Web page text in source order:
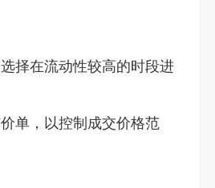
择在流动性较高的时段进
单，以控制成交价格范